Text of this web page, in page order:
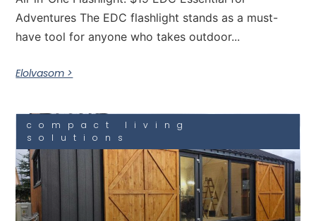
Adventures The EDC flashlight stands as a must-
have tool for anyone who takes outdoor...
Elolvasom >
compact living
solutions